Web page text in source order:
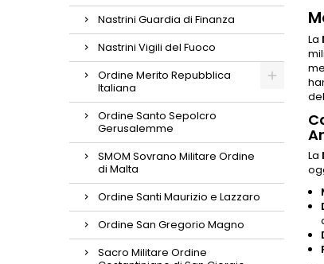
Nastrini Guardia di Finanza
Nastrini Vigili del Fuoco
Ordine Merito Repubblica
Italiana
Ordine Santo Sepolcro
Gerusalemme
SMOM Sovrano Militare Ordine
di Malta
Ordine Santi Maurizio e Lazzaro
Ordine San Gregorio Magno
Sacro Militare Ordine
La
La